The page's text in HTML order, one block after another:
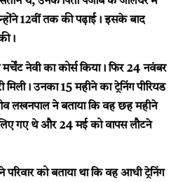
12वीं तक की पढ़ाई। इसके बाद
नेवी का कोर्स किया। फिर 24 नवंबर
उनका 15 महीने का ट्रेनिंग पीरियड
लखनपाल ने बताया कि वह छह महीने
गए थे और 24 मई को वापस लौटने
को बताया था कि वह आधी ट्रेनिंग